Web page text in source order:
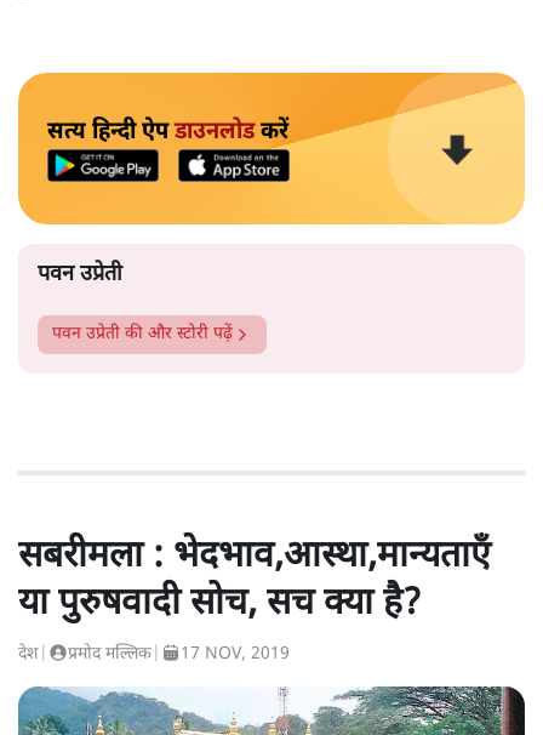
सत्य हिन्दी ऐपडाउनलोडकरें
पवन उप्रेती
पवन उप्रेती की और स्टोरी पढ़ें
सबरीमला : भेदभाव,आस्था,मान्यताएँ
या पुरुषवादी सोच, सच क्या है?
देश प्रमोद मल्लिक 17 NOV, 2019